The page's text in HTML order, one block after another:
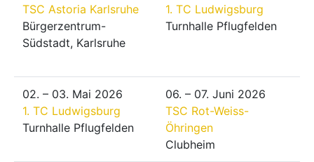
TSC Astoria Karlsruhe
Bürgerzentrum-
Südstadt, Karlsruhe
1. TC Ludwigsburg
Turnhalle Pflugfelden
02. – 03. Mai 2026
1. TC Ludwigsburg
Turnhalle Pflugfelden
06. – 07. Juni 2026
TSC Rot-Weiss-
Öhringen
Clubheim